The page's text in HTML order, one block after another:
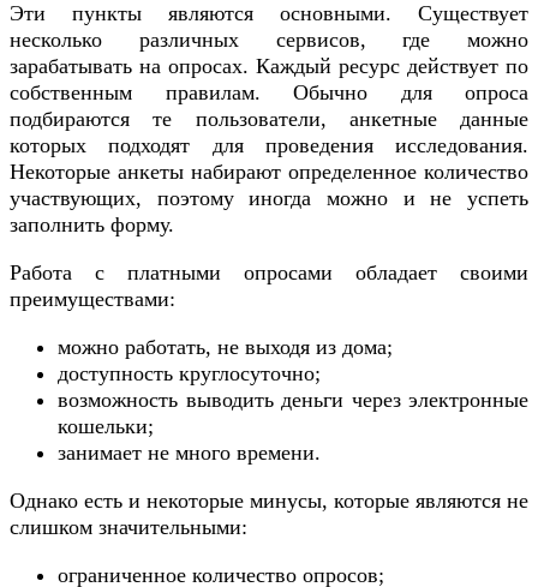
Эти пункты являются основными. Существует
несколько различных сервисов, где можно
зарабатывать на опросах. Каждый ресурс действует по
собственным правилам. Обычно для опроса
подбираются те пользователи, анкетные данные
которых подходят для проведения исследования.
Некоторые анкеты набирают определенное количество
участвующих, поэтому иногда можно и не успеть
заполнить форму.
Работа с платными опросами обладает своими
преимуществами:
можно работать, не выходя из дома;
доступность круглосуточно;
возможность выводить деньги через электронные
кошельки;
занимает не много времени.
Однако есть и некоторые минусы, которые являются не
слишком значительными:
ограниченное количество опросов;